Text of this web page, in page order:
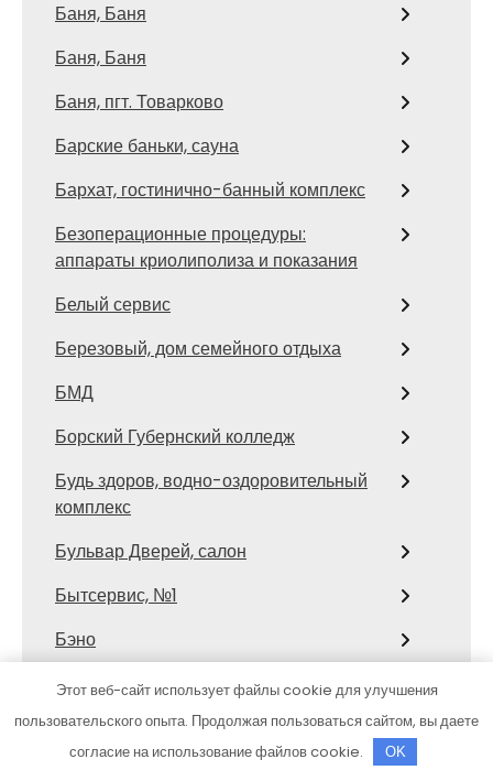
Баня, Баня
Баня, Баня
Баня, пгт. Товарково
Барские баньки, сауна
Бархат, гостинично-банный комплекс
Безоперационные процедуры:
аппараты криолиполиза и показания
Белый сервис
Березовый, дом семейного отдыха
БМД
Борский Губернский колледж
Будь здоров, водно-оздоровительный
комплекс
Бульвар Дверей, салон
Бытсервис, №1
Бэно
Валентин, спортивный центр
Виктория, банный комплекс
Этот веб-сайт использует файлы cookie для улучшения
пользовательского опыта. Продолжая пользоваться сайтом, вы даете
согласие на использование файлов cookie.
OK